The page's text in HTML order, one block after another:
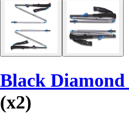
Black Diamond
(x2)